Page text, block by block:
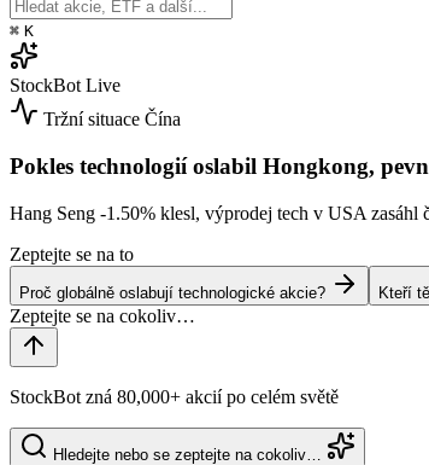
⌘ K
StockBot Live
Tržní situace Čína
Pokles technologií oslabil Hongkong,
Hang Seng -1.50% klesl, výprodej tech v USA zasáhl
Zeptejte se na to
Proč globálně oslabují technologické akcie? Kteří
StockBot zná 80,000+ akcií po celém světě
Hledejte nebo se zeptejte na cokoliv…